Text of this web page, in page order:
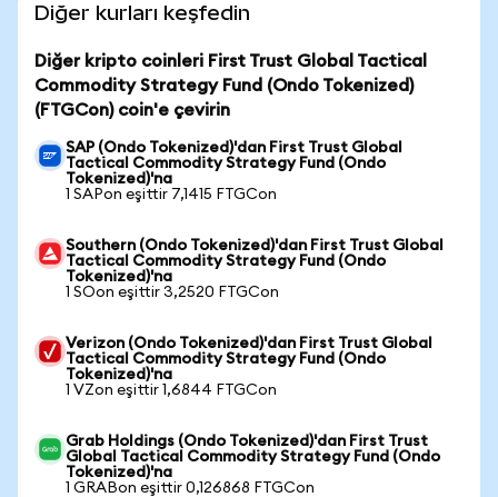
Diğer kurları keşfedin
Diğer kripto coinleri First Trust Global Tactical
Commodity Strategy Fund (Ondo Tokenized)
(FTGCon) coin'e çevirin
SAP (Ondo Tokenized)'dan First Trust Global
Tactical Commodity Strategy Fund (Ondo
Tokenized)'na
1 SAPon eşittir 7,1415 FTGCon
Southern (Ondo Tokenized)'dan First Trust Global
Tactical Commodity Strategy Fund (Ondo
Tokenized)'na
1 SOon eşittir 3,2520 FTGCon
Verizon (Ondo Tokenized)'dan First Trust Global
Tactical Commodity Strategy Fund (Ondo
Tokenized)'na
1 VZon eşittir 1,6844 FTGCon
Grab Holdings (Ondo Tokenized)'dan First Trust
Global Tactical Commodity Strategy Fund (Ondo
Tokenized)'na
1 GRABon eşittir 0,126868 FTGCon